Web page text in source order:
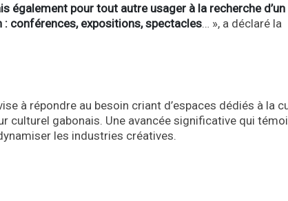
également pour tout autre usager à la recherche d’un
conférences, expositions, spectacles… », a déclaré la
à répondre au besoin criant d’espaces dédiés à la
culturel gabonais. Une avancée significative qui
les industries créatives.